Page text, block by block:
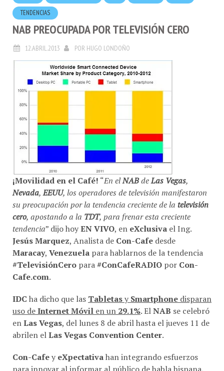
TENDENCIAS
NAB PREOCUPADA POR TELEVISIÓN CERO
12.ABRIL.2013 POR HUGO LONDOÑO
¡Movilidad en el Café!“En elNABdeLas Vegas
Nevada EEUU, los operadores de televisión manifestaron
su preocupación por la tendencia creciente de la televisión
cero , apostando a la TDT, para frenar esta creciente
tendencia ” dijo hoy EN VIVO , en eXclusiva
el Ing.
Jesús Marquez
, Analista deCon-Cafe
desde
Maracay
Venezuela
para hablarnos de la tendencia
#TelevisiónCero
para #ConCafeRADIO
Con-
Cafe.com
IDC ha dicho que las Tabletas Smartphone
disparan
uso de Internet Móvilen un29.1%. ElNABse celebró
enLas Vegas, del lunes 8 de abril hasta el jueves 11 de
abrilen el Las Vegas Convention Center
Con-Cafe
eXpectativa
han integrando esfuerzos
para innovar al informar al público de habla hispana.